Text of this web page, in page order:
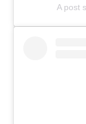
A post